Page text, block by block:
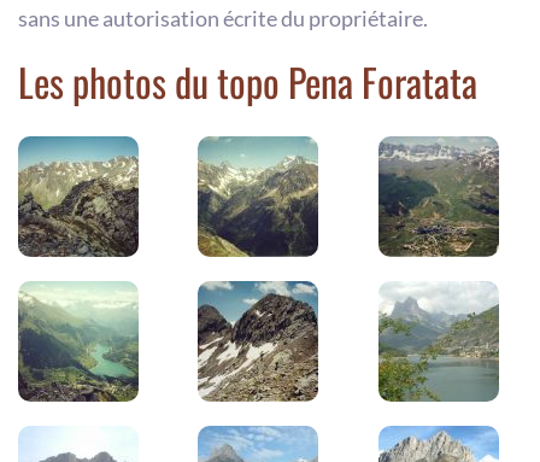
sans une autorisation écrite du propriétaire.
Les photos du topo Pena Foratata